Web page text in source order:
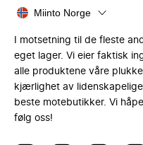
Miinto Norge
I motsetning til de fleste
eget lager. Vi eier faktisk
alle produktene våre
kjærlighet av
beste motebutikker. Vi
følg oss!